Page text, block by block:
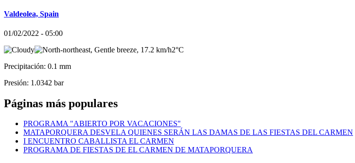
Valdeolea, Spain
01/02/2022 - 05:00
2°C
Precipitación: 0.1 mm
Presión: 1.0342 bar
Páginas más populares
PROGRAMA "ABIERTO POR VACACIONES"
MATAPORQUERA DESVELA QUIENES SERÁN LAS DAMAS DE LAS FIESTAS DEL CARMEN
I ENCUENTRO CABALLISTA EL CARMEN
PROGRAMA DE FIESTAS DE EL CARMEN DE MATAPORQUERA